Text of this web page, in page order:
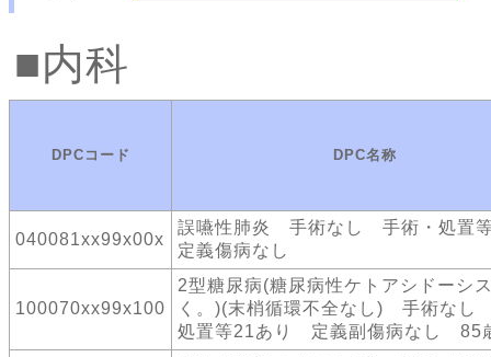
内科
DPCコード DPC名称
040081xx99x00x
誤嚥性肺炎 手術なし 手術・処置
定義傷病なし
100070xx99x100
2型糖尿病(糖尿病性ケトアシドーシ
く。)(末梢循環不全なし) 手術なし
処置等21あり 定義副傷病なし 85